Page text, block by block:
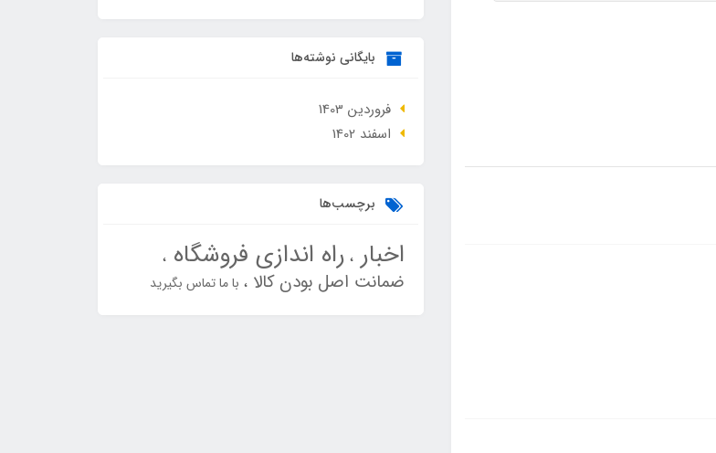
بایگانی نوشته‌ها
فروردین 1403
اسفند 1402
برچسب‌ها
اخبار راه اندازی فروشگاه
ضمانت اصل بودن کالا با ما تماس بگیرید